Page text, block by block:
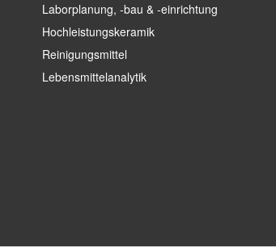
Laborplanung, -bau & -einrichtung
Hochleistungskeramik
Reinigungsmittel
Lebensmittelanalytik